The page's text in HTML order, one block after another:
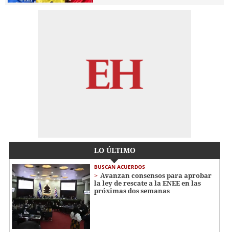
LO ÚLTIMO
BUSCAN ACUERDOS
Avanzan consensos para aprobar
la ley de rescate a la ENEE en las
próximas dos semanas